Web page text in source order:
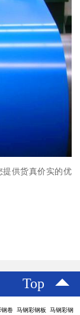
供货真价实的优
Top
卷 马钢彩钢板 马钢彩钢